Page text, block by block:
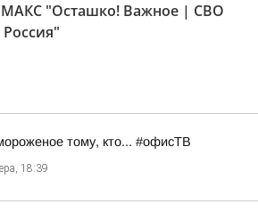
МАКС "Осташко! Важное | СВО
тому, кто... #офисТВ
18:39